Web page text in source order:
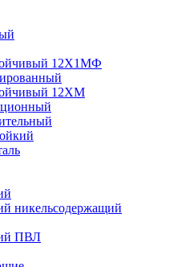
12Х1МФ
12ХМ
никельсодержащий
ПВЛ